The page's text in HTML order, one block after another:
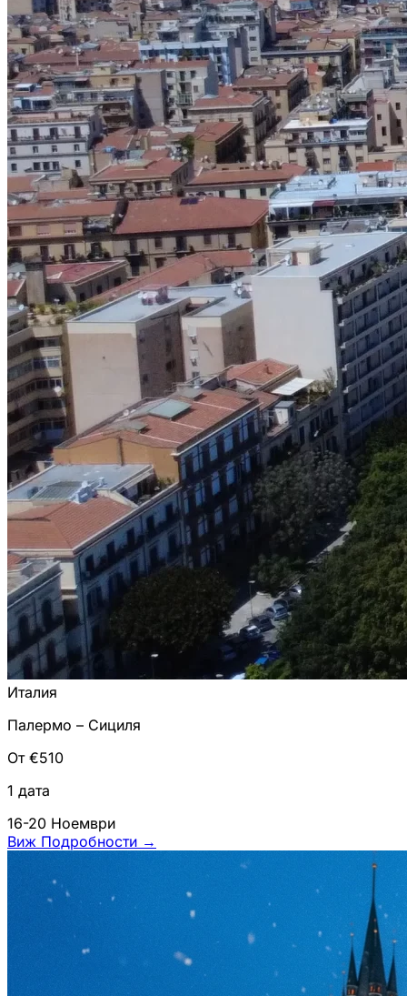
Италия
Палермо – Сициля
От €510
1 дата
16-20 Ноември
Виж Подробности →